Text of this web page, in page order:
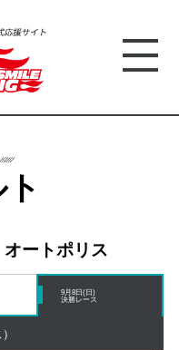
ートポリス
9月8日(日)
決勝レース